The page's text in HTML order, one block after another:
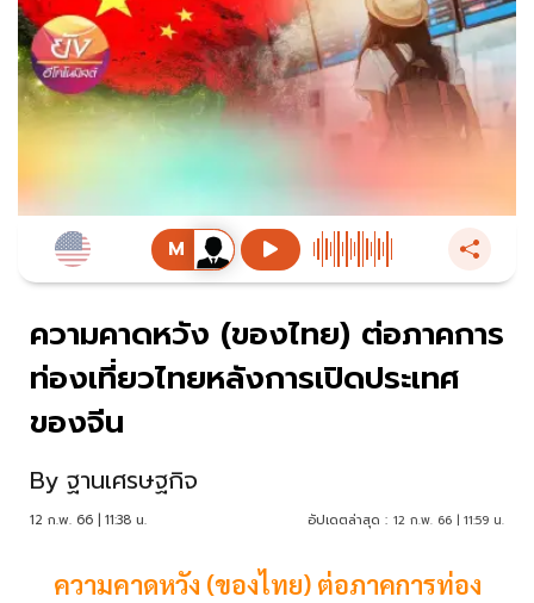
ความคาดหวัง (ของไทย) ต่อภาคการ
ท่องเที่ยวไทยหลังการเปิดประเทศ
ของจีน
By ฐานเศรษฐกิจ
12 ก.พ. 66 | 11:38 น. อัปเดตล่าสุด : 12 ก.พ. 66 | 11:59 น.
ความคาดหวัง (ของไทย) ต่อภาคการท่อง